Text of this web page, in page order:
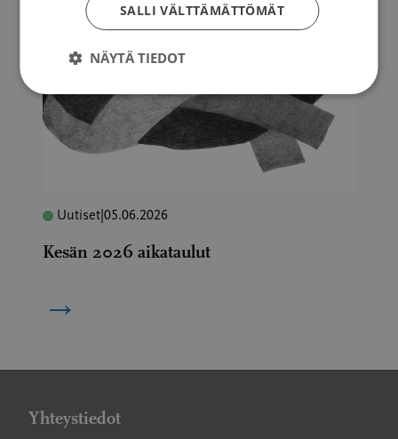
Uutiset 05.06.2026
Kesän 2026 aikataulut
→
Yhteystiedot
SALLI VÄLTTÄMÄTTÖMÄT
NÄYTÄ TIEDOT